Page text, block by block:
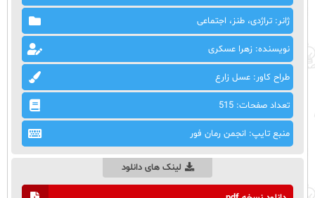
ژانر: تراژدی، طنز، اجتماعی
نویسنده: زهرا عسکری
طراح کاور: عسل زارع
تعداد صفحات: 515
منبع تایپ: انجمن رمان فور
لینک های دانلود